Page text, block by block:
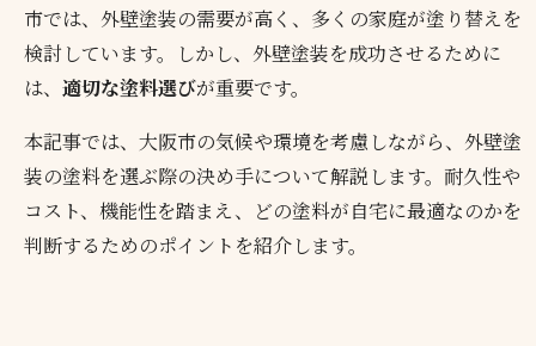
市では、外壁塗装の需要が高く、多くの家庭が塗り替えを
検討しています。しかし、外壁塗装を成功させるために
は、適切な塗料選びが重要です。
本記事では、大阪市の気候や環境を考慮しながら、外壁塗
装の塗料を選ぶ際の決め手について解説します。耐久性や
コスト、機能性を踏まえ、どの塗料が自宅に最適なのかを
判断するためのポイントを紹介します。